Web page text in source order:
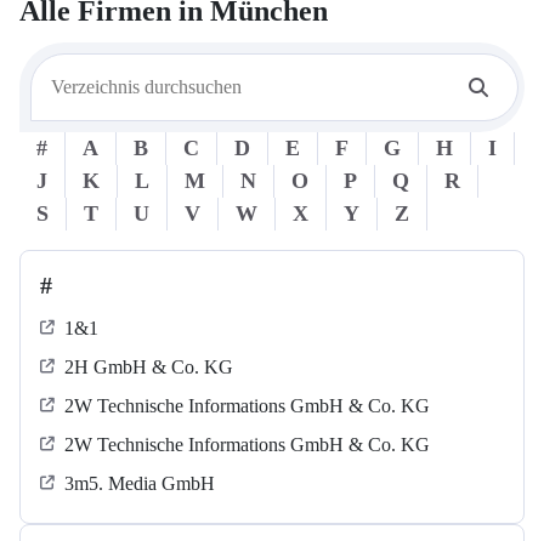
Alle Firmen in München
# A B C D E F G H
I
J
K L M N O P Q
R
S
T U V W X Y Z
#
1&1
2H GmbH & Co. KG
2W Technische Informations GmbH & Co. KG
2W Technische Informations GmbH & Co. KG
3m5. Media GmbH